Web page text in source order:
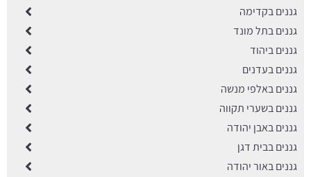
גננים בקדימה
גננים בתל מונד
גננים ביהוד
גננים בעדנים
גננים באלפי מנשה
גננים בשערי תקווה
גננים באבן יהודה
גננים בבית דגן
גננים באור יהודה